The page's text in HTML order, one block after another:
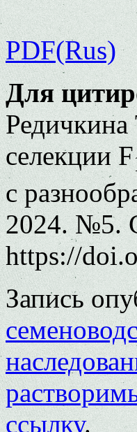
PDF(Rus)
Для
Редичкина
селекции F
с
2024. №5.
https://
Запись
ссылку.